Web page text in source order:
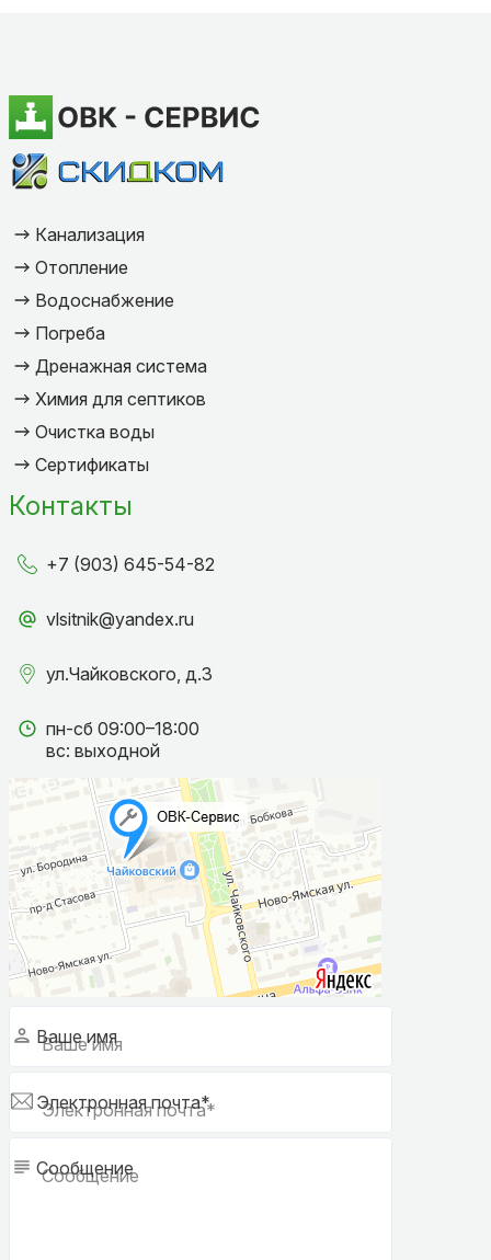
Канализация
Отопление
Водоснабжение
Погреба
Дренажная система
Химия для септиков
Очистка воды
Сертификаты
Контакты
+7 (903) 645-54-82
vlsitnik@yandex.ru
ул.Чайковского, д.3
пн-сб 09:00–18:00
вс: выходной
Ваше имя
Электронная почта*
Сообщение